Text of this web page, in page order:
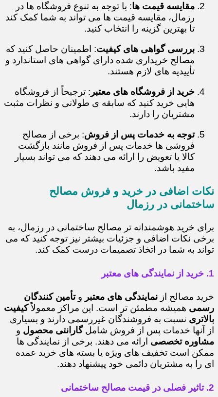
مقایسه قیمت ها: با توجه به تنوع فروشگاه ها در
رزمال، مقایسه قیمت ها می تواند به شما کمک کند
تا بهترین گزینه را انتخاب کنید.
بررسی گواهی های کیفیت: اطمینان حاصل کنید که
مصالح خریداری شده دارای گواهی های استاندارد و
تأییدیه های لازم هستند.
خرید از فروشگاه های معتبر : ترجیحاً از فروشگاه
هایی خرید کنید که سابقه ی طولانی و نظرات مثبت
مشتریان را دارند.
توجه به خدمات پس از فروش: برخی از مصالح
فروشی ها خدمات پس از فروش مانند بازگشت
کالا یا تعویض را ارائه می دهند که می تواند بسیار
مفید باشد.
نکات اضافی در خرید و فروش مصالح
ساختمانی در رزمال
برای خرید هوشمندانه تر مصالح ساختمانی در رزمال، به
برخی نکات اضافی و جزئیات بیشتر نیز توجه کنید که می
تواند به شما در اتخاذ تصمیمات درست کمک کند.
1. خرید از نمایندگی های معتبر
خرید مصالح از نمایندگی های معتبر وتأمین کنندگان
رسمی همیشه مطمئن تر است. این مراکز معمولاًکیفیت
بالاتری نسبت به فروشندگان غیررسمی دارند و بسیاری
از آنها خدمات پس از فروش شاملگارانتی محصول و
مشاوره تخصصی ارائه می دهند. برخی از نمایندگی ها
ممکن است تخفیف های ویژه یا بسته های خرید عمده
ای را به مشتریان دائمی خود پیشنهاد دهند.
2. تاثیر فصلی در قیمت مصالح ساختمانی